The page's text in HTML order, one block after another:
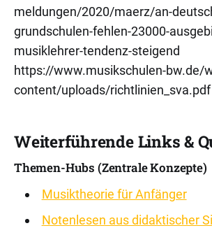
meldungen/2020/maerz/an-
grundschulen-fehlen-23000-
musiklehrer-tendenz-steigend
https://www.musikschulen-bw.de/
content/uploads/richtlinien_sva.pdf
Weiterführende Links &
Themen-Hubs (Zentrale Konzepte)
Musiktheorie für Anfänger
Notenlesen aus didaktischer